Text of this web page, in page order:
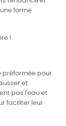
forme
!
préformée pour
et
pas l'eau et
faciliter leur